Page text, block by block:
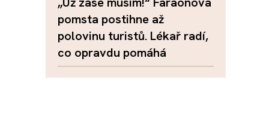
pomsta postihne až
polovinu turistů. Lékař radí,
co opravdu pomáhá